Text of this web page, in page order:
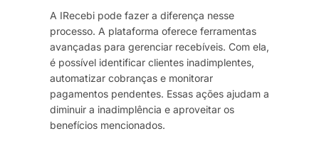
A IRecebi pode fazer a diferença nesse
processo. A plataforma oferece ferramentas
avançadas para gerenciar recebíveis. Com ela,
é possível identificar clientes inadimplentes,
automatizar cobranças e monitorar
pagamentos pendentes. Essas ações ajudam a
diminuir a inadimplência e aproveitar os
benefícios mencionados.